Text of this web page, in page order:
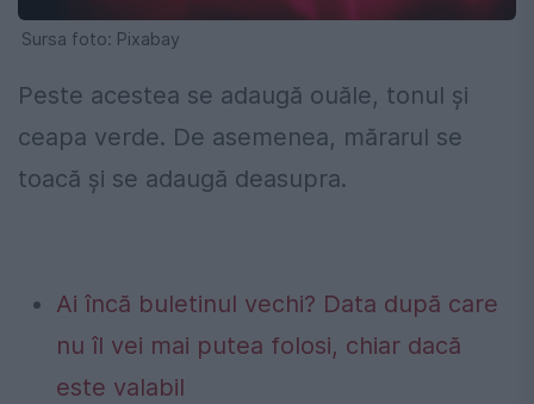
Sursa foto: Pixabay
Peste acestea se adaugă ouăle, tonul și
ceapa verde. De asemenea, mărarul se
toacă și se adaugă deasupra.
Ai încă buletinul vechi? Data după care
nu îl vei mai putea folosi, chiar dacă
este valabil